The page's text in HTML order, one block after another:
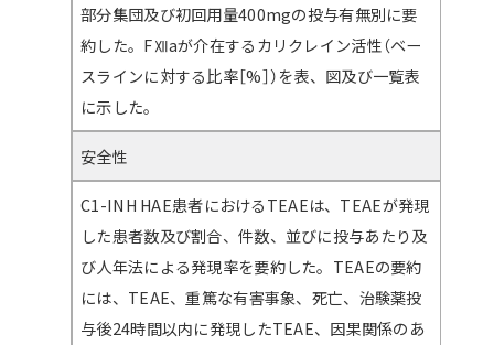
部分集団及び初回用量400mgの投与有無別に要
約した。FⅫaが介在するカリクレイン活性（ベー
スラインに対する比率［%］）を表、図及び一覧表
に示した。
安全性
C1-INH HAE患者におけるTEAEは、TEAEが発現
した患者数及び割合、件数、並びに投与あたり及
び人年法による発現率を要約した。TEAEの要約
には、TEAE、重篤な有害事象、死亡、治験薬投
与後24時間以内に発現したTEAE、因果関係のあ